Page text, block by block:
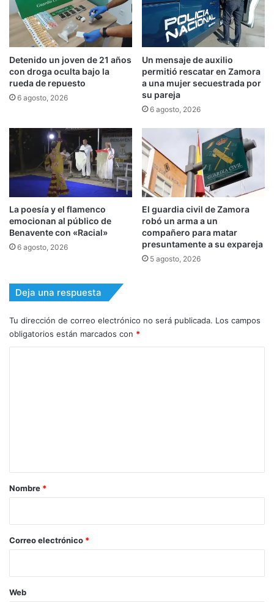
Detenido un joven de 21 años
con droga oculta bajo la
rueda de repuesto
6 agosto, 2026
Un mensaje de auxilio
permitió rescatar en Zamora
a una mujer secuestrada por
su pareja
6 agosto, 2026
La poesía y el flamenco
emocionan al público de
Benavente con «Racial»
6 agosto, 2026
El guardia civil de Zamora
robó un arma a un
compañero para matar
presuntamente a su expareja
5 agosto, 2026
Deja una respuesta
Tu dirección de correo electrónico no será publicada. Los campos
obligatorios están marcados con *
r
*
Nombre *
Correo electrónico *
Web